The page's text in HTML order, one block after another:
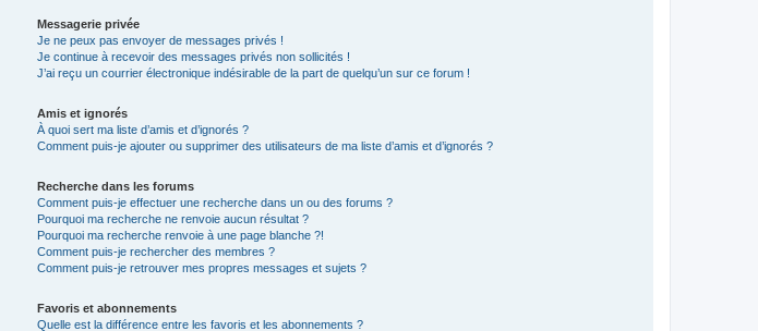
Messagerie privée
Je ne peux pas envoyer de messages privés !
Je continue à recevoir des messages privés non sollicités !
J’ai reçu un courrier électronique indésirable de la part de quelqu’un sur ce forum !
Amis et ignorés
À quoi sert ma liste d’amis et d’ignorés ?
Comment puis-je ajouter ou supprimer des utilisateurs de ma liste d’amis et d’ignorés ?
Recherche dans les forums
Comment puis-je effectuer une recherche dans un ou des forums ?
Pourquoi ma recherche ne renvoie aucun résultat ?
Pourquoi ma recherche renvoie à une page blanche ?!
Comment puis-je rechercher des membres ?
Comment puis-je retrouver mes propres messages et sujets ?
Favoris et abonnements
Quelle est la différence entre les favoris et les abonnements ?